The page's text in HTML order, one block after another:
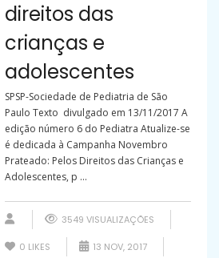
direitos das
crianças e
adolescentes
SPSP-Sociedade de Pediatria de São
Paulo Texto divulgado em 13/11/2017 A
edição número 6 do Pediatra Atualize-se
é dedicada à Campanha Novembro
Prateado: Pelos Direitos das Crianças e
Adolescentes, p ...
3549 VISUALIZAÇÕES
0 LIKES 13 NOV, 2017